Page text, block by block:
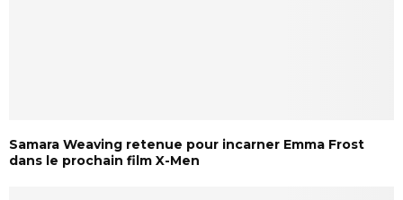
Samara Weaving retenue pour incarner Emma Frost
dans le prochain film X-Men